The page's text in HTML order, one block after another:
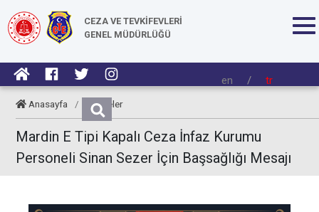
CEZA VE TEVKİFEVLERİ
GENEL MÜDÜRLÜĞÜ
en / tr
Anasayfa / Taziyeler
Mardin E Tipi Kapalı Ceza İnfaz Kurumu
Personeli Sinan Sezer İçin Başsağlığı Mesajı